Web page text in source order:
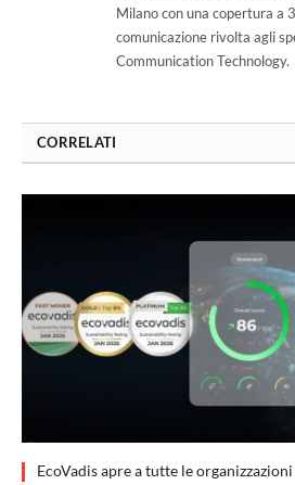
Milano con una copertura a
comunicazione rivolta agli
Communication Technology.
CORRELATI
EcoVadis apre a tutte le organizzazioni